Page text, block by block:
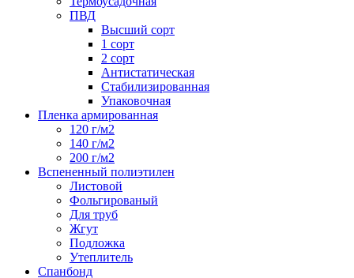
ПВД
Высший сорт
1 сорт
2 сорт
Антистатическая
Стабилизированная
Упаковочная
Пленка армированная
120 г/м2
140 г/м2
200 г/м2
Вспененный полиэтилен
Листовой
Фольгированый
Для труб
Жгут
Подложка
Утеплитель
Спанбонд